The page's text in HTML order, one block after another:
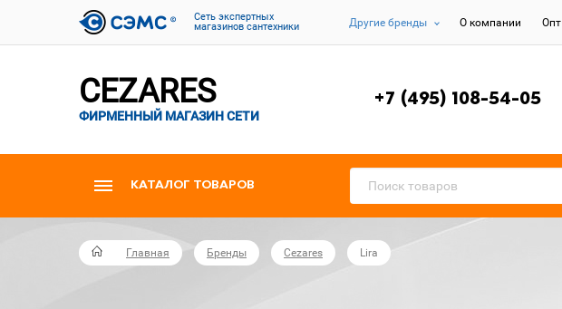
Cеть экспертных
магазинов сантехники
Другие бренды О компании Опт
CEZARES
ФИРМЕННЫЙ МАГАЗИН СЕТИ
+7 (495) 108-54-05
КАТАЛОГ ТОВАРОВ
Главная Бренды Cezares Lira